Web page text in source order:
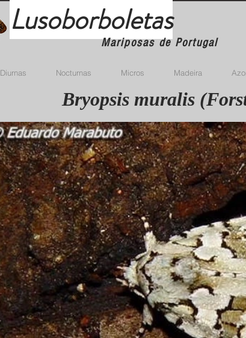
Lusoborboletas
Mariposas de Portugal
Diurnas Nocturnas Micros Madeira
Bryopsis muralis